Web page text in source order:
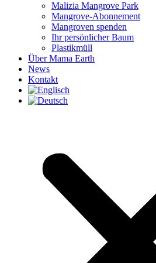
Malizia Mangrove Park
Mangrove-Abonnement
Mangroven spenden
Ihr persönlicher Baum
Plastikmüll
Über Mama Earth
News
Kontakt